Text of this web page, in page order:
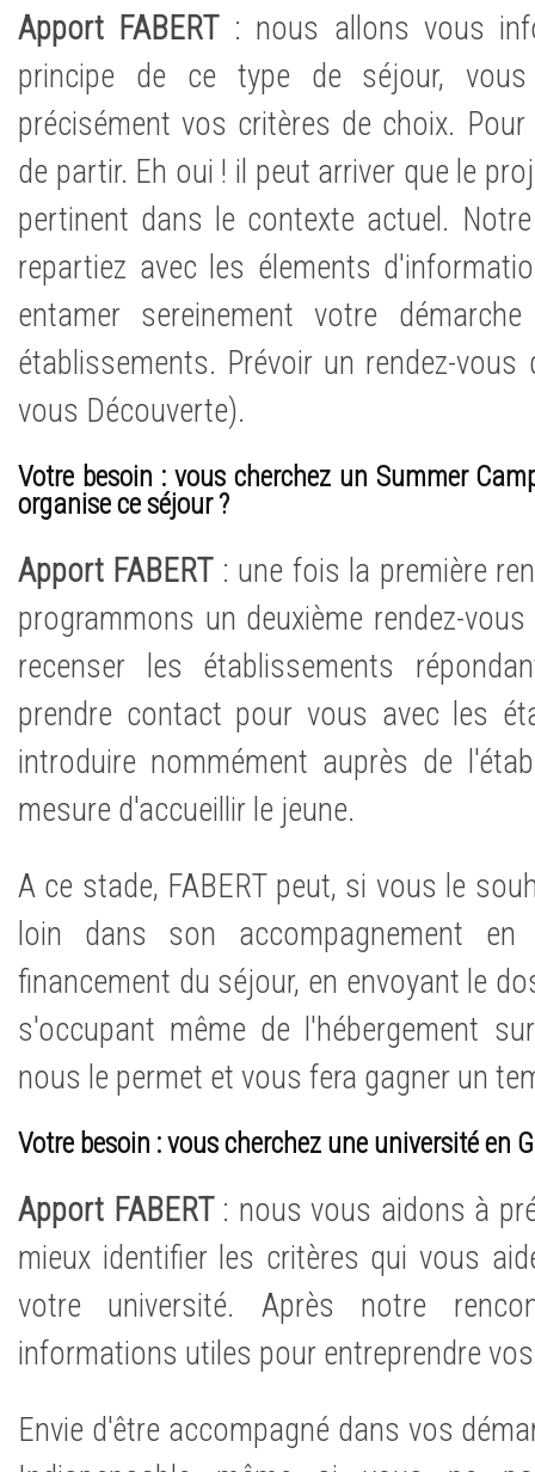
Apport FABERT: nous allons vous
principe de ce type de séjour,
précisément vos critères de choix.
de partir. Eh oui ! il peut arriver que le
pertinent dans le contexte actuel.
repartiez avec les élements
entamer sereinement votre
établissements. Prévoir un rendez-vous
vous Découverte).
Votre besoin : vous cherchez un Summer
organise ce séjour ?
Apport FABERT: une fois la première
programmons un deuxième rendez-
recenser les établissements
prendre contact pour vous avec les
introduire nommément auprès de
mesure d'accueillir le jeune.
A ce stade, FABERT peut, si vous le
loin dans son accompagnement
financement du séjour, en envoyant le
s'occupant même de l'hébergement
nous le permet et vous fera gagner un
Votre besoin : vous cherchez une université en
Apport FABERT: nous vous aidons à
mieux identifier les critères qui vous
votre université. Après notre
informations utiles pour entreprendre
Envie d'être accompagné dans vos